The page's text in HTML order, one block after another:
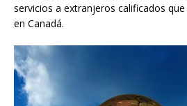
servicios a extranjeros calificados
en Canadá.